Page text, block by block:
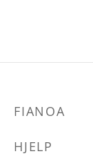
FIANOA
HJELP